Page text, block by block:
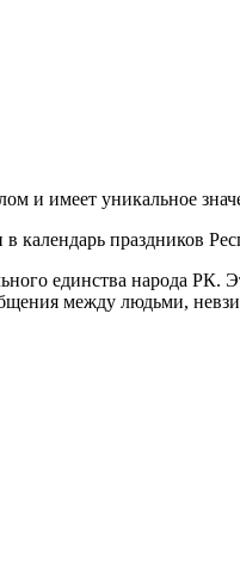
и имеет уникальное
календарь праздников
единства народа РК.
между людьми,